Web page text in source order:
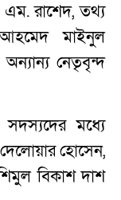
রাশেদ, তথ্য
মাইনুল
নেতৃবৃন্দ
মধ্যে
দেলোয়ার হোসেন,
বিকাশ দাশ